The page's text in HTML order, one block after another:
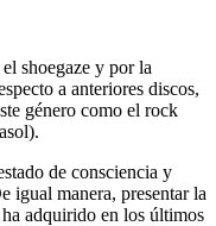
shoegaze y por la
a anteriores discos,
género como el rock
de consciencia y
igual manera, presentar la
adquirido en los últimos